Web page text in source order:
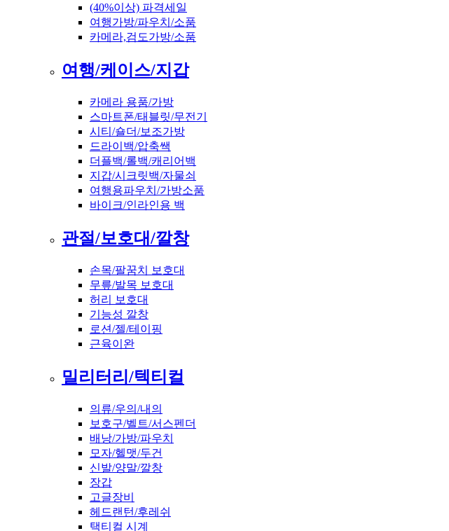
(40%이상) 파격세일
여행가방/파우치/소품
카메라,검도가방/소품
여행/케이스/지갑
카메라 용품/가방
스마트폰/태블릿/무전기
시티/숄더/보조가방
드라이백/압축쌕
더플백/롤백/캐리어백
지갑/시크릿백/자물쇠
여행용파우치/가방소품
바이크/인라인용 백
관절/보호대/깔창
손목/팔꿈치 보호대
무릎/발목 보호대
허리 보호대
기능성 깔창
로션/젤/테이핑
근육이완
밀리터리/텍티컬
의류/우의/내의
보호구/벨트/서스펜더
배낭/가방/파우치
모자/헬맷/두건
신발/양말/깔창
장갑
고글장비
헤드랜턴/후레쉬
택티컬 시계